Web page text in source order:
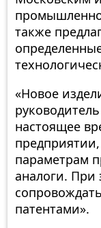
также
«Новое
настоящее
параметрам
аналоги. При
патентами».